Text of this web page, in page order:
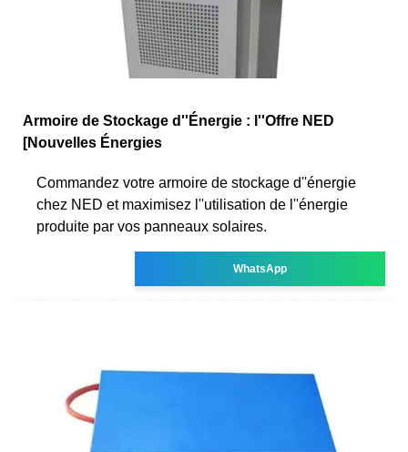
Armoire de Stockage d''Énergie : l''Offre NED
[Nouvelles Énergies
Commandez votre armoire de stockage d''énergie
chez NED et maximisez l''utilisation de l''énergie
produite par vos panneaux solaires.
WhatsApp